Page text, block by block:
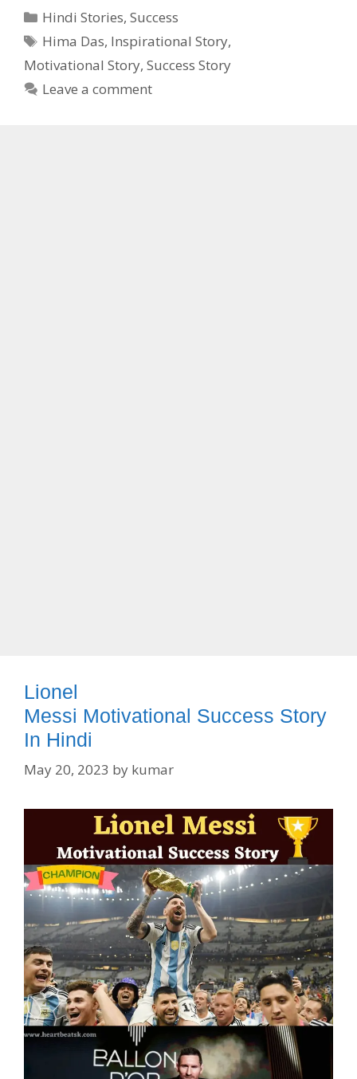
Categories
Hindi Stories,Success
Tags
Hima Das, Inspirational Story,
Motivational Story, Success Story
Leave a comment
Lionel
Messi Motivational Success Story
In Hindi
May 20, 2023 by kumar